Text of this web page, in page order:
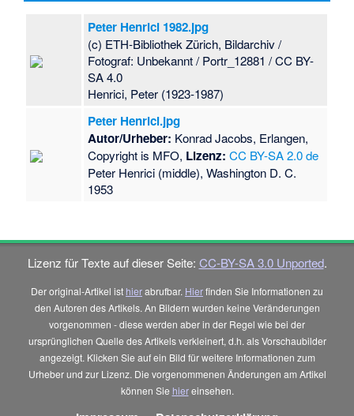
Peter Henrici 1982.jpg
(c) ETH-Bibliothek Zürich, Bildarchiv /
Fotograf: Unbekannt / Portr_12881 / CC BY-
SA 4.0
Henrici, Peter (1923-1987)
Peter Henrici.jpg
Autor/Urheber: Konrad Jacobs, Erlangen,
Copyright is MFO, Lizenz: CC BY-SA 2.0 de
Peter Henrici (middle), Washington D. C.
1953
Lizenz für Texte auf dieser Seite: CC-BY-SA 3.0 Unported.
Der original-Artikel ist hierabrufbar. Hierfinden Sie Informationen zu
den Autoren des Artikels. An Bildern wurden keine Veränderungen
vorgenommen - diese werden aber in der Regel wie bei der
ursprünglichen Quelle des Artikels verkleinert, d.h. als Vorschaubilder
angezeigt. Klicken Sie auf ein Bild für weitere Informationen zum
Urheber und zur Lizenz. Die vorgenommenen Änderungen am Artikel
können Sie hiereinsehen.